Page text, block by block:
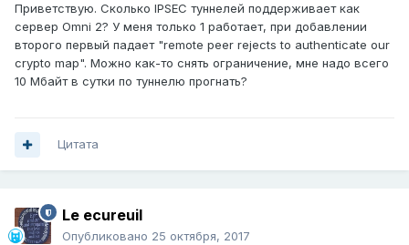
Приветствую. Сколько IPSEC туннелей поддерживает как
сервер Omni 2? У меня только 1 работает, при добавлении
второго первый падает "remote peer rejects to authenticate our
crypto map". Можно как-то снять ограничение, мне надо всего
10 Мбайт в сутки по туннелю прогнать?
Цитата
Le ecureuil
Опубликовано 25 октября, 2017